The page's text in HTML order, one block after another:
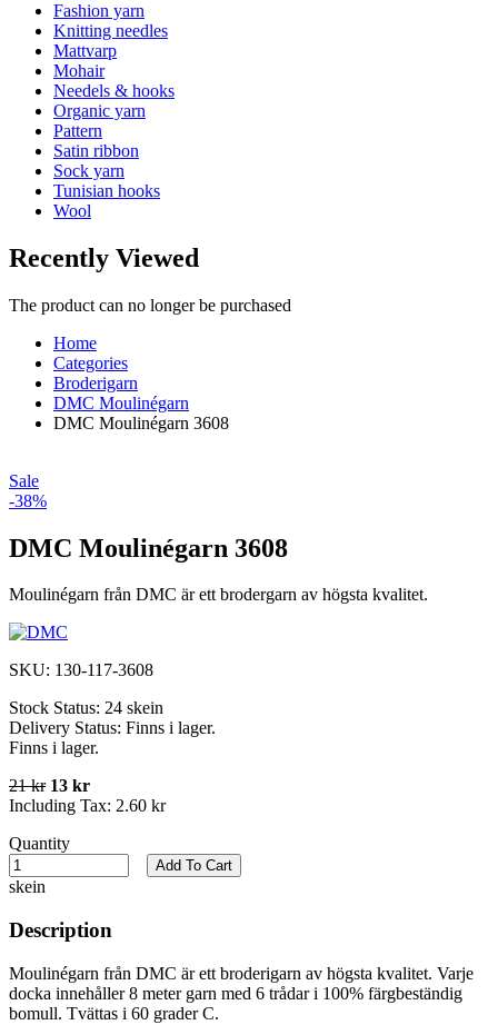
Fashion yarn
Knitting needles
Mattvarp
Mohair
Needels & hooks
Organic yarn
Pattern
Satin ribbon
Sock yarn
Tunisian hooks
Wool
Recently Viewed
The product can no longer be purchased
Home
Categories
Broderigarn
DMC Moulinégarn
DMC Moulinégarn 3608
Sale
-38%
DMC Moulinégarn 3608
Moulinégarn från DMC är ett brodergarn av högsta kvalitet.
SKU: 130-117-3608
Stock Status: 24 skein
Delivery Status: Finns i lager.
Finns i lager.
21 kr 13 kr
Including Tax: 2.60 kr
Quantity
skein
Add To Cart
Description
Moulinégarn från DMC är ett broderigarn av högsta kvalitet. Varje
docka innehåller 8 meter garn med 6 trådar i 100% färgbeständig
bomull. Tvättas i 60 grader C.